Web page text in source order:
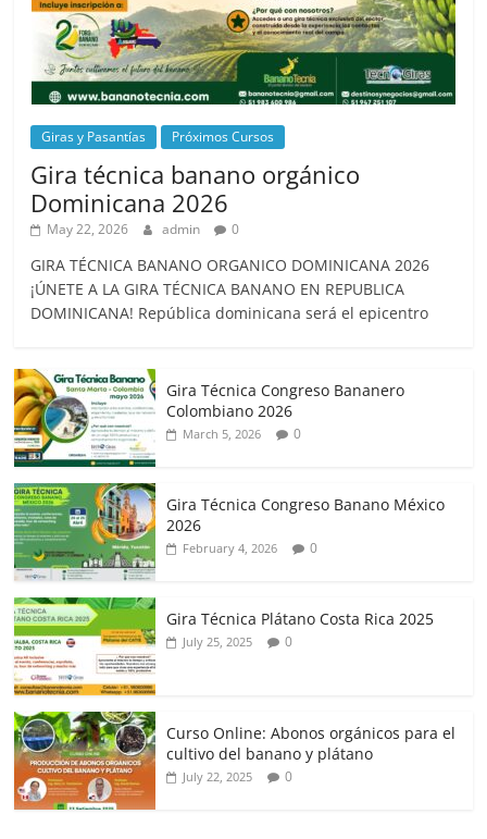
Giras y Pasantías Próximos Cursos
Gira técnica banano orgánico
Dominicana 2026
May 22, 2026 admin 0
GIRA TÉCNICA BANANO ORGANICO DOMINICANA 2026
¡ÚNETE A LA GIRA TÉCNICA BANANO EN REPUBLICA
DOMINICANA! República dominicana será el epicentro
Gira Técnica Congreso Bananero
Colombiano 2026
March 5, 2026 0
Gira Técnica Congreso Banano México
2026
February 4, 2026 0
Gira Técnica Plátano Costa Rica 2025
July 25, 2025 0
Curso Online: Abonos orgánicos para el
cultivo del banano y plátano
July 22, 2025 0